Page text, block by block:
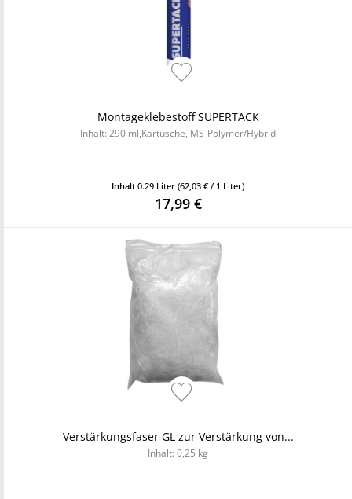
Montageklebestoff SUPERTACK
Inhalt: 290 ml,Kartusche, MS-Polymer/Hybrid
Inhalt 0.29 Liter (62,03 € / 1 Liter)
17,99 €
Verstärkungsfaser GL zur Verstärkung von...
Inhalt: 0,25 kg